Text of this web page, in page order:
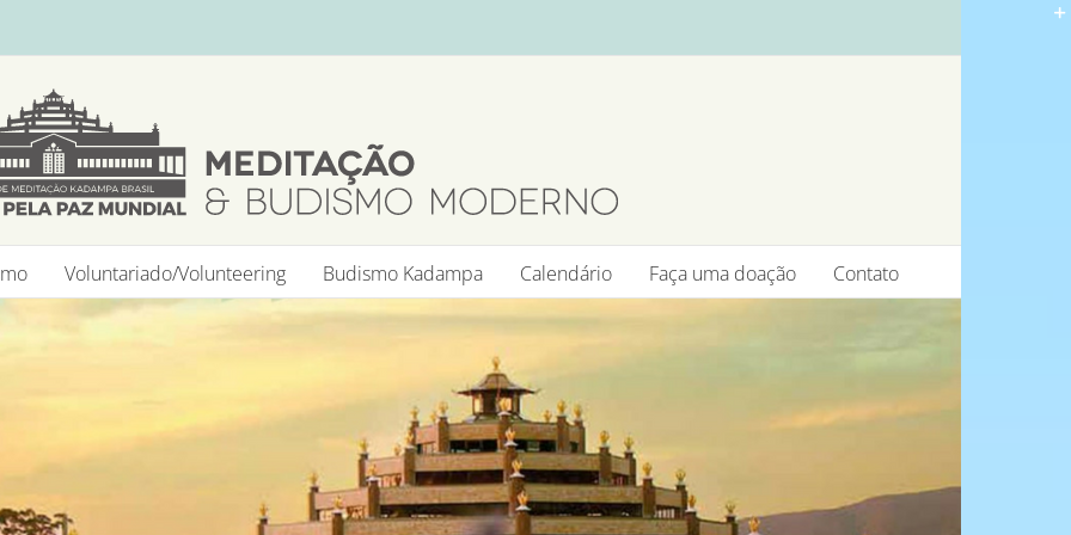
Voluntariado/Volunteering Budismo Kadampa Calendário Faça uma doação Contato